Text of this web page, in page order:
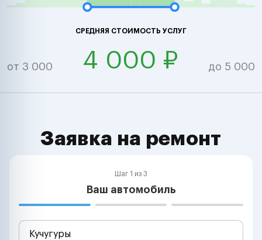
СРЕДНЯЯ СТОИМОСТЬ УСЛУГ
от 3 000 4 000 ₽ до 5 000
Заявка на ремонт
Шаг 1 из 3
Ваш автомобиль